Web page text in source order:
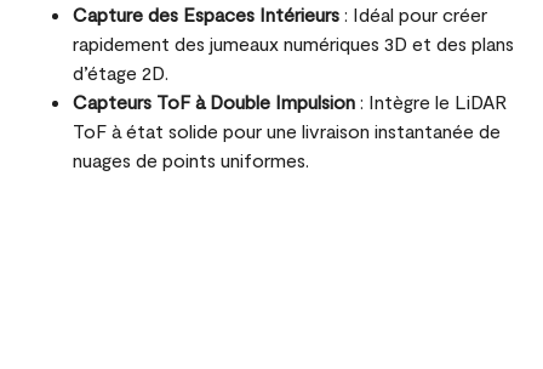
Capture des Espaces Intérieurs : Idéal pour créer
rapidement des jumeaux numériques 3D et des plans
d’étage 2D​​.
Capteurs ToF à Double Impulsion : Intègre le LiDAR
ToF à état solide pour une livraison instantanée de
nuages de points uniformes​​.